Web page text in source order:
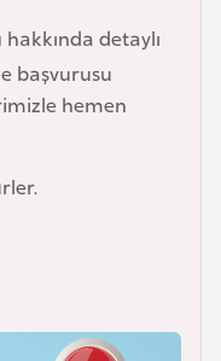
hakkında detaylı
başvurusu
hemen